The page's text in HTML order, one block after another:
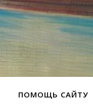
ПОМОЩЬ САЙТУ